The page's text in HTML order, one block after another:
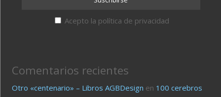
Acepto la política de privacidad
Comentarios recientes
Otro «centenario» – Libros AGBDesign en 100 cerebros